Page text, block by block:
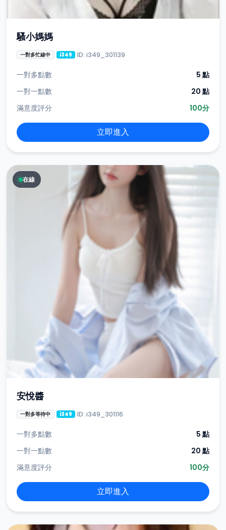
騷小媽媽
一對多忙線中 i349 ID: i349_301139
一對多點數
5 點
一對一點數
20 點
滿意度評分
100分
立即進入
在線
安悅醬
一對多等待中 i349 ID: i349_301116
一對多點數
5 點
一對一點數
20 點
滿意度評分
100分
立即進入